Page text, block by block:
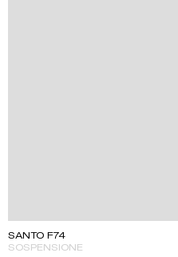
SANTO F74
SOSPENSIONE